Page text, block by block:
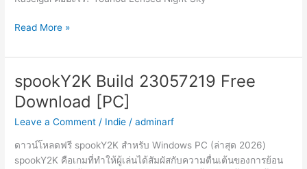
Touhou
Night
Kaseigai
Build
23085276
Download
[PC]
Read More »
spookY2K Build 23057219 Free
Download [PC]
Leave a Comment / Indie /adminarf
ดาวน์โหลดฟรี spookY2K สำหรับ Windows PC (ล่าสุด 2026)
spookY2K คือเกมที่ทำให้ผู้เล่นได้สัมผัสกับความตื่นเต้นของการย้อน